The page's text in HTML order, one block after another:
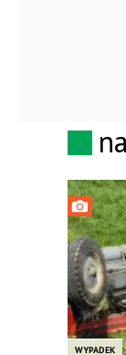
WYPADEK